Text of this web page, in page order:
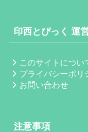
印西とぴっく 運
このサイトについ
プライバシーポリ
お問い合わせ
注意事項